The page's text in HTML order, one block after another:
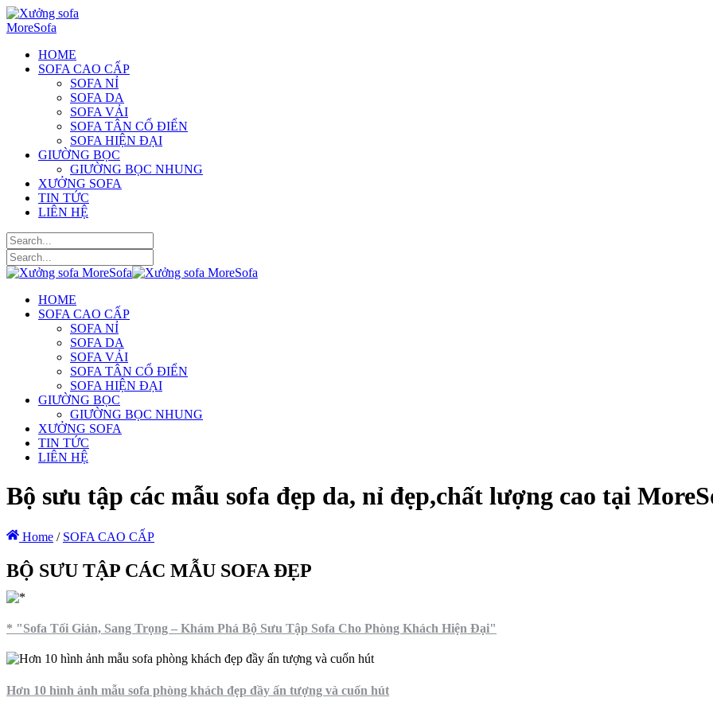
HOME
SOFA CAO CẤP
SOFA NỈ
SOFA DA
SOFA VẢI
SOFA TÂN CỔ ĐIỂN
SOFA HIỆN ĐẠI
GIƯỜNG BỌC
GIƯỜNG BỌC NHUNG
XƯỞNG SOFA
TIN TỨC
LIÊN HỆ
HOME
SOFA CAO CẤP
SOFA NỈ
SOFA DA
SOFA VẢI
SOFA TÂN CỔ ĐIỂN
SOFA HIỆN ĐẠI
GIƯỜNG BỌC
GIƯỜNG BỌC NHUNG
XƯỞNG SOFA
TIN TỨC
LIÊN HỆ
Bộ sưu tập các mẫu sofa đẹp da, nỉ đẹp,chất lượng cao tại
Home / SOFA CAO CẤP
BỘ SƯU TẬP CÁC MẪU SOFA ĐẸP
* "Sofa Tối Giản, Sang Trọng – Khám Phá Bộ Sưu Tập Sofa Cho Phòng Khách Hiện Đại"
Hơn 10 hình ảnh mẫu sofa phòng khách đẹp đầy ấn tượng và cuốn hút